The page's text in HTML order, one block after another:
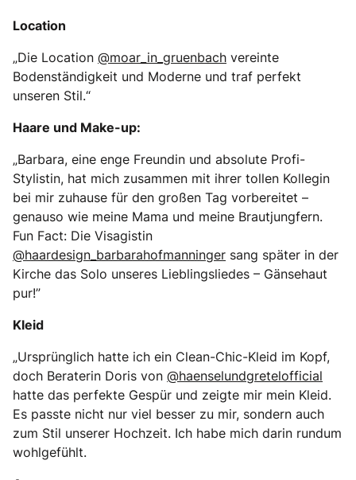
Location
„Die Location @moar_in_gruenbach vereinte
Bodenständigkeit und Moderne und traf perfekt
unseren Stil.“
Haare und Make-up:
„Barbara, eine enge Freundin und absolute Profi-
Stylistin, hat mich zusammen mit ihrer tollen Kollegin
bei mir zuhause für den großen Tag vorbereitet –
genauso wie meine Mama und meine Brautjungfern.
Fun Fact: Die Visagistin
@haardesign_barbarahofmanninger sang später in der
Kirche das Solo unseres Lieblingsliedes – Gänsehaut
pur!”
Kleid
„Ursprünglich hatte ich ein Clean-Chic-Kleid im Kopf,
doch Beraterin Doris von @haenselundgretelofficial
hatte das perfekte Gespür und zeigte mir mein Kleid.
Es passte nicht nur viel besser zu mir, sondern auch
zum Stil unserer Hochzeit. Ich habe mich darin rundum
wohlgefühlt.